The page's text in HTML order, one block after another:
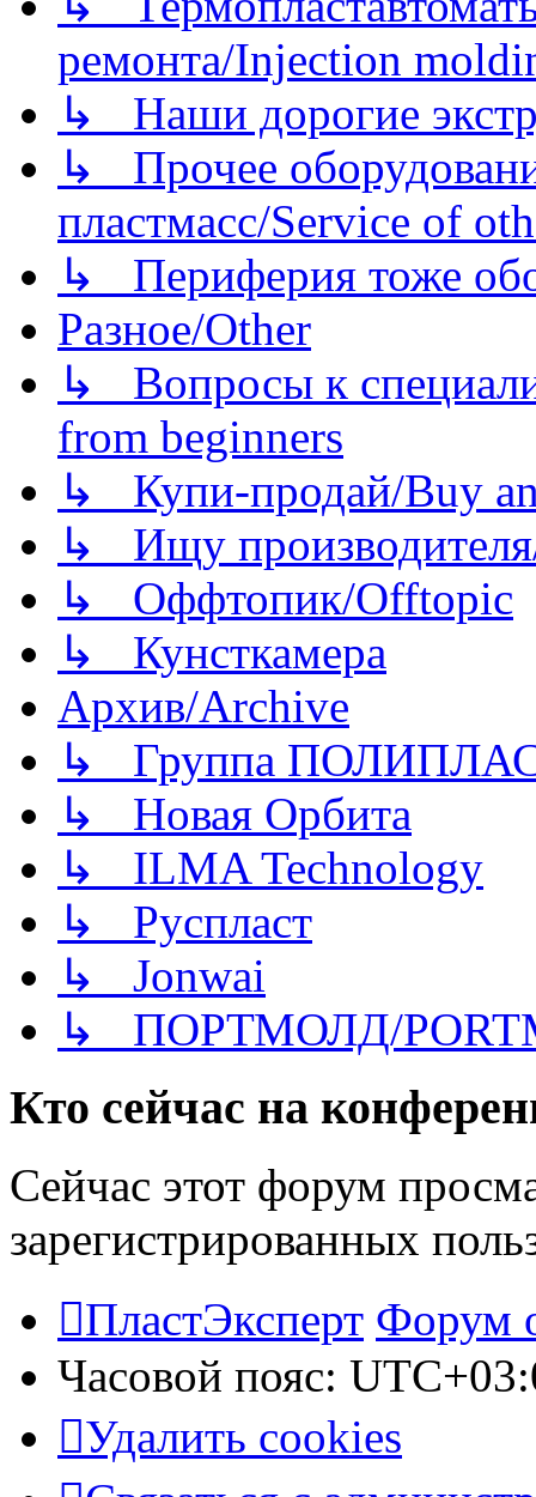
ремонта/Injection
↳ Наши дорогие
↳ Прочее
пластмасс/Service of
↳ Периферия тоже
Разное/Other
↳ Вопросы к
from beginners
↳ Купи-продай/Buy
↳ Ищу
↳ Оффтопик/Offtopic
↳ Кунсткамера
Архив/Archive
↳ Группа
↳ Новая Орбита
↳ ILMA Technology
↳ Руспласт
↳ Jonwai
↳ ПОРТМОЛД/
Кто сейчас на
Сейчас этот форум
зарегистрированных
ПластЭксперт Форум
Часовой пояс:
Удалить cookies